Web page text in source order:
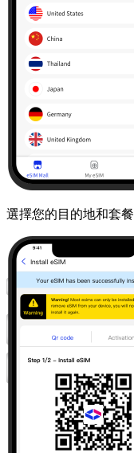
選擇您的目的地和套餐